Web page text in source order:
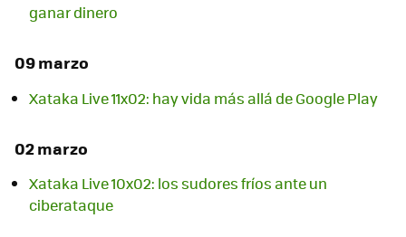
ganar dinero
09 marzo
Xataka Live 11x02: hay vida más allá de Google Play
02 marzo
Xataka Live 10x02: los sudores fríos ante un
ciberataque